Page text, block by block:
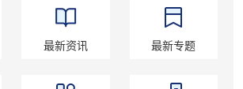
最新资讯 最新专题